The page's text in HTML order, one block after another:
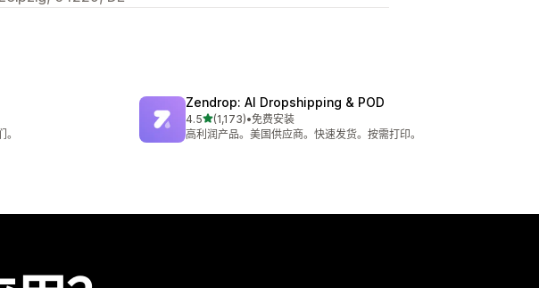
Zendrop: AI Dropshipping & POD
4.5星（满分 5 星）
(1,173)
总共 1173 条评论
•免费安装
高利润产品。美国供应商。快速发货。按需打印。